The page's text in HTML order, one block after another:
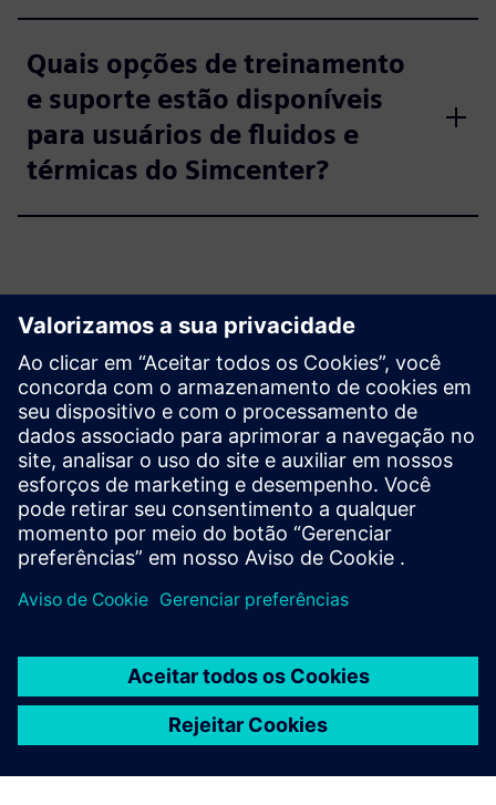
Quais opções de treinamento
e suporte estão disponíveis
para usuários de fluidos e
térmicas do Simcenter?
Como começar
Explore os produtos